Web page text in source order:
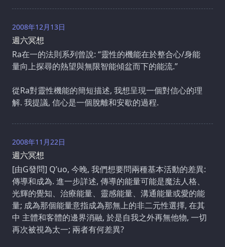
2008年12月13日
週六冥想
Ra在一的法則系列曾說: “靈性的機能在於整合心/身能
量向上探尋的熱望與無限智能傾盆而下的能流.”
從Ra對靈性機能的簡短描述, 我想呈現一個對信心的理
解. 我提議, 信心是一個脫離和安歇的過程.
2008年11月22日
週六冥想
[由G發問] Q’uo, 今晚, 我們想要問兩種基本活動的差異:
傳導和成為. 進一步詳述, 傳導的能量可能是魔法人格、
光輝的覺知、治療能量、靈感能量、溝通能量或愛的能
量; 成為那個能量意指成為那無上的非二元性選擇, 在其
中 主體和客體的邊界消融, 於是自我之外再無他物, 一切
再次被視為太一; 兩者有何差異?